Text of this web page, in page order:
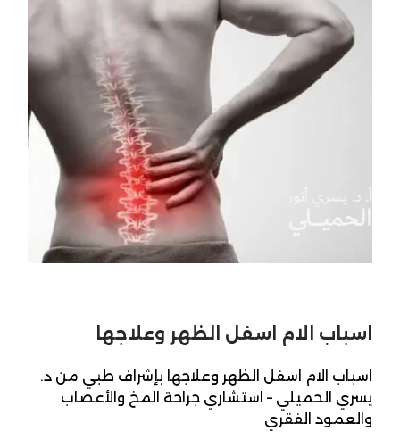
اسباب الام اسفل الظهر وعلاجها
اسباب الام اسفل الظهر وعلاجها بإشراف طبي من د.
يسري الحميلي – استشاري جراحة المخ والأعصاب
والعمود الفقري